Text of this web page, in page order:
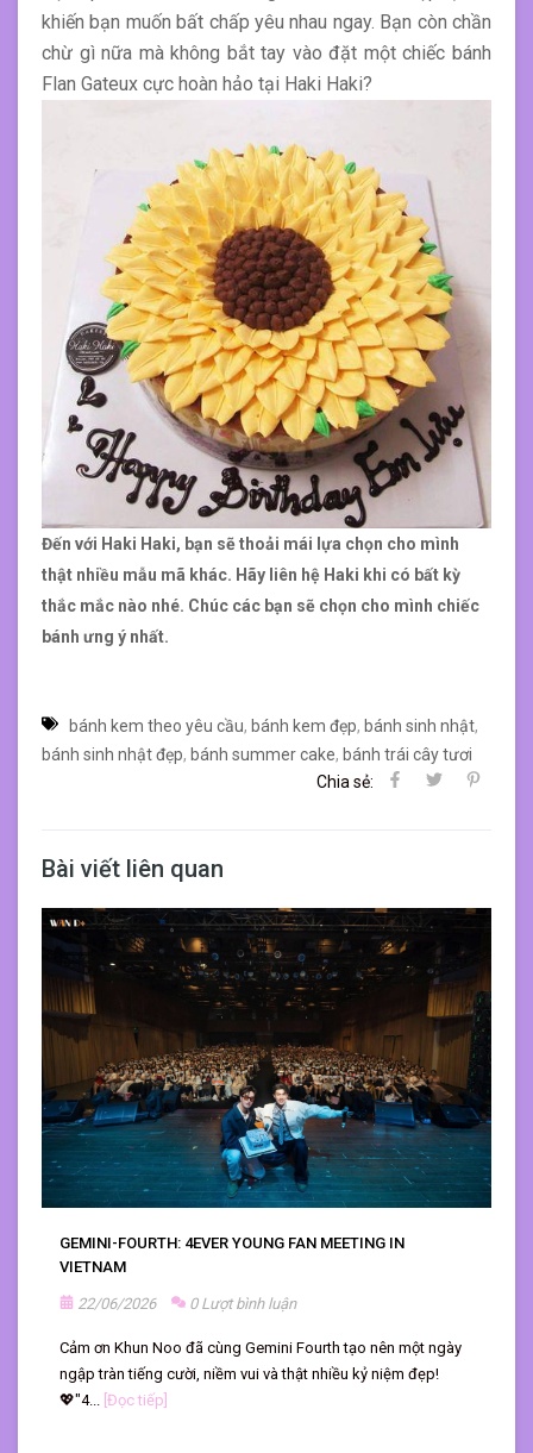
khiến bạn muốn bất chấp yêu nhau ngay. Bạn còn chần
chừ gì nữa mà không bắt tay vào đặt một chiếc bánh
Flan Gateux cực hoàn hảo tại Haki Haki?
Đến với Haki Haki, bạn sẽ thoải mái lựa chọn cho mình
thật nhiều mẫu mã khác. Hãy liên hệ Haki khi có bất kỳ
thắc mắc nào nhé. Chúc các bạn sẽ chọn cho mình chiếc
bánh ưng ý nhất.
bánh kem theo yêu cầu, bánh kem đẹp, bánh sinh nhật,
bánh sinh nhật đẹp, bánh summer cake, bánh trái cây tươi
Chia sẻ:
Bài viết liên quan
GEMINI-FOURTH: 4EVER YOUNG FAN MEETING IN
VIETNAM
22/06/2026 0 Lượt bình luận
Cảm ơn Khun Noo đã cùng Gemini Fourth tạo nên một ngày
ngập tràn tiếng cười, niềm vui và thật nhiều kỷ niệm đẹp!
💖"4...
[Đọc tiếp]